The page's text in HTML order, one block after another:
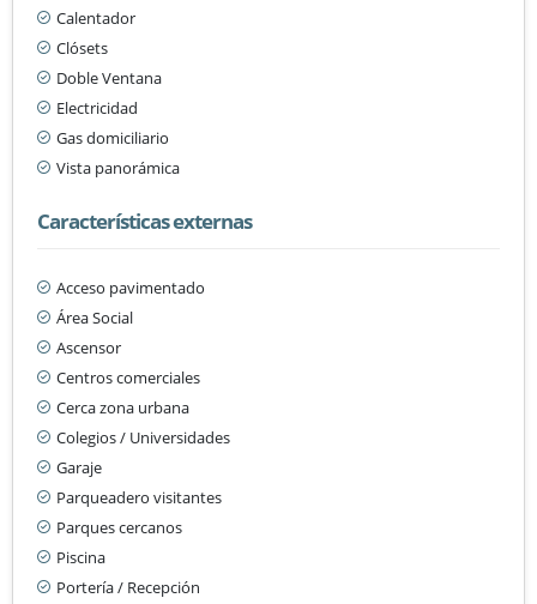
Calentador
Clósets
Doble Ventana
Electricidad
Gas domiciliario
Vista panorámica
Características externas
Acceso pavimentado
Área Social
Ascensor
Centros comerciales
Cerca zona urbana
Colegios / Universidades
Garaje
Parqueadero visitantes
Parques cercanos
Piscina
Portería / Recepción